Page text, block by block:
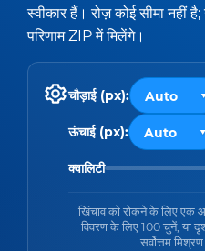
स्वीकार हैं। रोज़ कोई सीमा नहीं
परिणाम ZIP में मिलेंगे।
चौड़ाई (px):
ऊंचाई (px):
क्वालिटी
खिंचाव को रोकने के लिए
विवरण के लिए 100 चुनें, या
सर्वोत्तम